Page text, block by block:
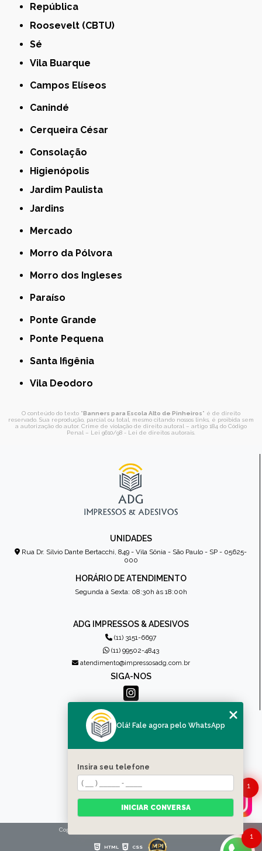
República
Roosevelt (CBTU)
Sé
Vila Buarque
Campos Elíseos
Canindé
Cerqueira César
Consolação
Higienópolis
Jardim Paulista
Jardins
Mercado
Morro da Pólvora
Morro dos Ingleses
Paraíso
Ponte Grande
Ponte Pequena
Santa Ifigênia
Vila Deodoro
O conteúdo do texto "Banners para Escola Alto de Pinheiros" é de direito
reservado. Sua reprodução, parcial ou total, mesmo citando nossos links, é proibida sem
a autorização do autor. Crime de violação de direito autoral – artigo 184 do Código
Penal – Lei 9610/98 - Lei de direitos autorais
UNIDADES
Rua Dr. Sílvio Dante Bertacchi, 849 - Vila Sônia - São Paulo - SP - 05625-
000
HORÁRIO DE ATENDIMENTO
Segunda à Sexta: 08:30h às 18:00h
ADG IMPRESSOS & ADESIVOS
(11) 3151-6697
(11) 99502-4843
atendimento@impressosadg.com.br
SIGA-NOS
MENU
QUEM SOMOS
PRODUTOS
CONTATO
CATEGORIAS
MAPA DO SITE
Copyright © Impressos ADG. (Lei 9610 de 19/02/1998)
HTML CSS
1
1
Olá! Fale agora pelo WhatsApp
Insira seu telefone
INICIAR CONVERSA